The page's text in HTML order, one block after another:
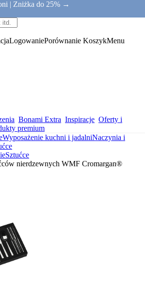
| Zniżka do 25% →
LogowaniePorównanie KoszykMenu
Bonami Extra Inspiracje Oferty i
premium
Wyposażenie kuchni i jadalniNaczynia i
Sztućce